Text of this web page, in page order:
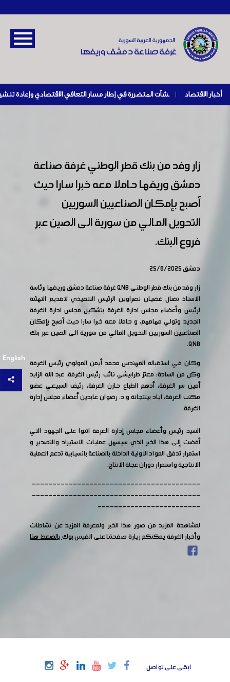
أخبار الاقتصاد |
English
زار وفد من بنك قطر الوطني غرفة صناعة
دمشق وريفها حاملا معه خبرا سارا حيث
أصبح بإمكان الصناعيين السوريين
التحويل المالي من سورية الى الصين عبر
فروع البنك.
دمشق 25/8/2025
زار وفد من بنك قطر الوطني QNB غرفة صناعة دمشق وريفها برئاسة
الاستاذ نضال غضيان نصراوين الرئيس التنفيذي لتقديم التهئنة
لرئيس وأعضاء مجلس ادارة الغرفة بتشكيل مجلس ادارة الغرفة
الجديد وتولي مهامهم، و حاملا معه خبرا سارا حيث أصبح بإمكان
الصناعيين السوريين التحويل المالي من سورية الى الصين عبر بنك
QNB.
وكان في استقباله المهندس محمد أيمن المولوي رئيس الغرفة
وكل من السادة: معتز طرابيشي نائب رئيس الغرفة، عبد الله الزايد
أمين سر الغرفة، أدهم الطباع خازن الغرفة، رئيف السبيعي عضو
مكتب الغرفة، اياد بيتنجانة و د. رضوان عابدين أعضاء مجلس إدارة
الغرفة.
السيد رئيس وأعضاء مجلس إدارة الغرفة اثنوا على الجهود التي
أفضت إلى هذا الخبر الذي سيسهل عمليات الاستيراد والتصدير و
استمرار تدفق المواد الاولية الداخلة بالصناعة بانسيابية تدعم العملية
الانتاجية واستمرار دوران عجلة الانتاج.
-----------------------------------------
-----------------------------------------
-------------------------
لمشاهدة المزيد من صور هذا الخبر ولمعرفة المزيد عن نشاطات
وأخبار الغرفة يمكنكم زيارة صفحتنا على الفيس بوكبالضغط هنا
ابقى على تواصل